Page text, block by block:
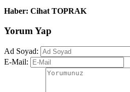
Haber: Cihat TOPRAK
Yorum Yap
Ad Soyad:
E-Mail: